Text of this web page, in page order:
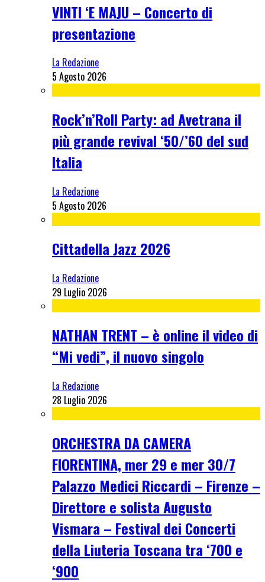
VINTI ‘E MAJU – Concerto di
presentazione
La Redazione
5 Agosto 2026
Rock’n’Roll Party: ad Avetrana il
più grande revival ‘50/’60 del sud
Italia
La Redazione
5 Agosto 2026
Cittadella Jazz 2026
La Redazione
29 Luglio 2026
NATHAN TRENT – è online il video di
“Mi vedi”, il nuovo singolo
La Redazione
28 Luglio 2026
ORCHESTRA DA CAMERA
FIORENTINA, mer 29 e mer 30/7
Palazzo Medici Riccardi – Firenze –
Direttore e solista Augusto
Vismara – Festival dei Concerti
della Liuteria Toscana tra ‘700 e
‘900